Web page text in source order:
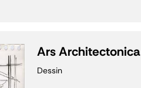
Ars Architectonica
Dessin